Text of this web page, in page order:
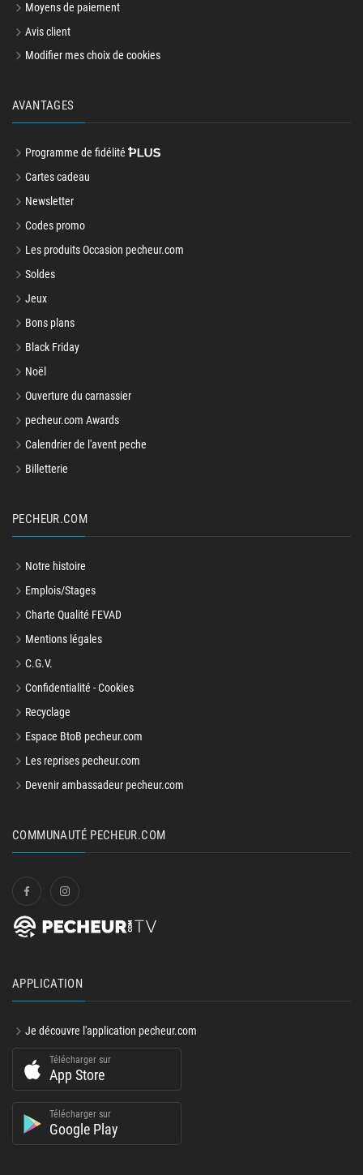
Moyens de paiement
Avis client
Modifier mes choix de cookies
AVANTAGES
Programme de fidélité
Cartes cadeau
Newsletter
Codes promo
Les produits Occasion pecheur.com
Soldes
Jeux
Bons plans
Black Friday
Noël
Ouverture du carnassier
pecheur.com Awards
Calendrier de l'avent peche
Billetterie
PECHEUR.COM
Notre histoire
Emplois/Stages
Charte Qualité FEVAD
Mentions légales
C.G.V.
Confidentialité - Cookies
Recyclage
Espace BtoB pecheur.com
Les reprises pecheur.com
Devenir ambassadeur pecheur.com
COMMUNAUTÉ PECHEUR.COM
APPLICATION
Je découvre l'application pecheur.com
Télécharger sur
App Store
Télécharger sur
Google Play